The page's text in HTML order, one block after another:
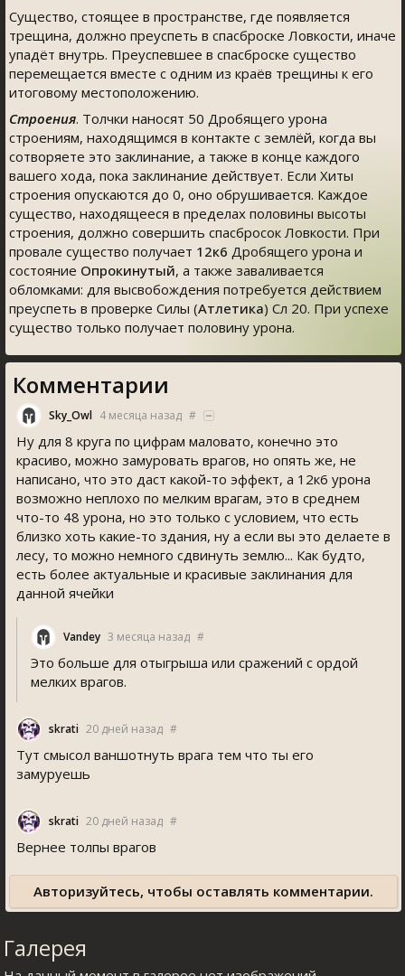
Существо, стоящее в пространстве, где появляется
трещина, должно преуспеть в спасброске Ловкости, иначе
упадёт внутрь. Преуспевшее в спасброске существо
перемещается вместе с одним из краёв трещины к его
итоговому местоположению.
Строения. Толчки наносят 50 Дробящего урона
строениям, находящимся в контакте с землёй, когда вы
сотворяете это заклинание, а также в конце каждого
вашего хода, пока заклинание действует. Если Хиты
строения опускаются до 0, оно обрушивается. Каждое
существо, находящееся в пределах половины высоты
строения, должно совершить спасбросок Ловкости. При
провале существо получает 12к6 Дробящего урона и
состояние Опрокинутый, а также заваливается
обломками: для высвобождения потребуется действием
преуспеть в проверке Силы (Атлетика) Сл 20. При успехе
существо только получает половину урона.
Комментарии
Sky_Owl 4 месяца назад #
Ну для 8 круга по цифрам маловато, конечно это
красиво, можно замуровать врагов, но опять же, не
написано, что это даст какой-то эффект, а 12к6 урона
возможно неплохо по мелким врагам, это в среднем
что-то 48 урона, но это только с условием, что есть
близко хоть какие-то здания, ну а если вы это делаете в
лесу, то можно немного сдвинуть землю... Как будто,
есть более актуальные и красивые заклинания для
данной ячейки
Vandey 3 месяца назад #
Это больше для отыгрыша или сражений с ордой
мелких врагов.
skrati 20 дней назад #
Тут смысол ваншотнуть врага тем что ты его
замуруешь
skrati 20 дней назад #
Вернее толпы врагов
Авторизуйтесь, чтобы оставлять комментарии.
Галерея